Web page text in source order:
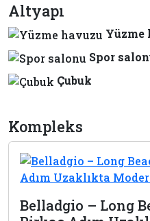
Altyapı
Yüzme
Spor
Çubuk
Kompleks
Belladgio – Long